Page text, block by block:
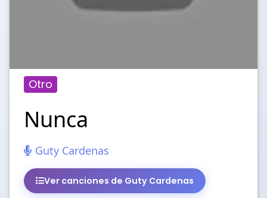
Otro
Nunca
Guty Cardenas
Ver canciones de Guty Cardenas